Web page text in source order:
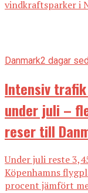
vindkraftsparker i
Danmark2 dagar
Intensiv
under juli –
reser till
Under juli reste
Köpenhamns
procent jämfört